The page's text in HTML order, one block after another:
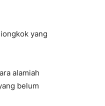
yang
alamiah
belum